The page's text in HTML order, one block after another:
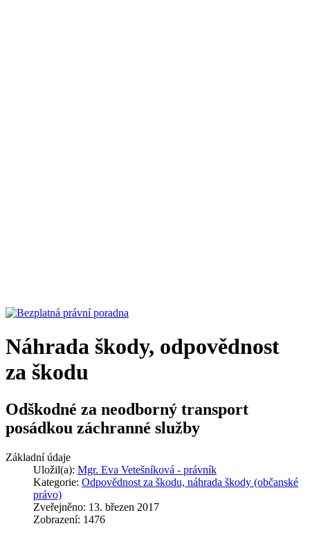
Náhrada škody, odpovědnost
za škodu
Odškodné za neodborný transport
posádkou záchranné služby
Základní údaje
Uložil(a): Mgr. Eva Vetešníková - právník
Kategorie: Odpovědnost za škodu, náhrada škody (občanské
právo)
Zveřejněno: 13. březen 2017
Zobrazení: 1476